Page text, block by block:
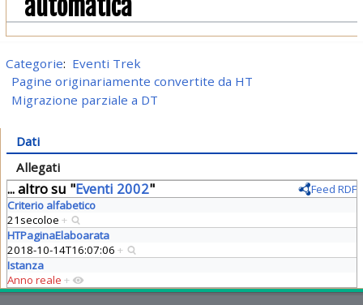
automatica
Categorie: Eventi Trek
Pagine originariamente convertite da HT
Migrazione parziale a DT
Dati
Allegati
... altro su "Eventi 2002"
Feed RDF
Criterio alfabetico
21secoloe +
HTPaginaElaboarata
2018-10-14T16:07:06 +
Istanza
Anno reale +